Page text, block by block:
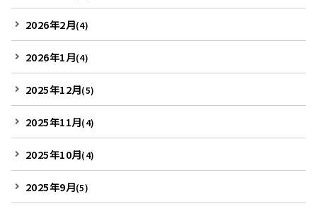
2026年2月(4)
2026年1月(4)
2025年12月(5)
2025年11月(4)
2025年10月(4)
2025年9月(5)